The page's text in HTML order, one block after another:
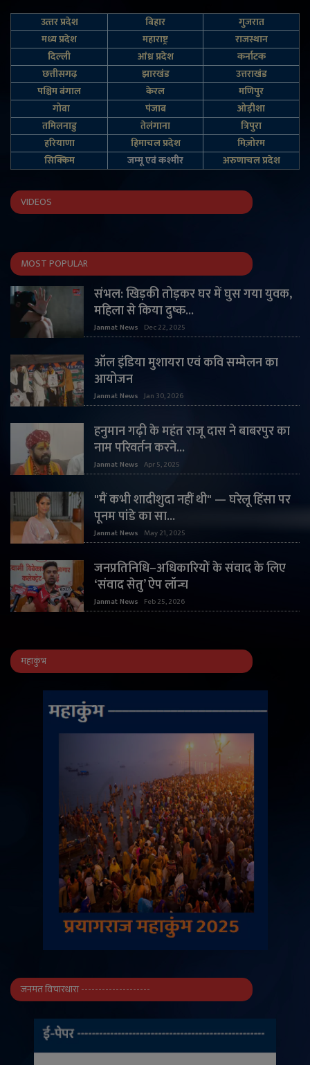
उत्‍तर प्रदेश बिहार
गुजरात
मध्य प्रदेश
महाराष्ट्र
राजस्थान
दिल्‍ली
आंध्र प्रदेश
कर्नाटक
छत्तीसगढ़
झारखंड
उत्तराखंड
पश्चिम बंगाल
केरल
मणिपुर
गोवा
पंजाब
ओड़ीशा
तमिलनाडु
तेलंगाना
त्रिपुरा
हरियाणा
हिमाचल प्रदेश
मिज़ोरम
सिक्किम
जम्‍मू एवं कश्‍मीर अरुणाचल प्रदेश
VIDEOS
MOST POPULAR
संभल: खिड़की तोड़कर घर में घुस गया युवक,
महिला से किया दुष्क...
Janmat News Dec 22, 2025
ऑल इंडिया मुशायरा एवं कवि सम्मेलन का
आयोजन
Janmat News Jan 30, 2026
हनुमान गढ़ी के महंत राजू दास ने बाबरपुर का
नाम परिवर्तन करने...
Janmat News Apr 5, 2025
"मैं कभी शादीशुदा नहीं थी" — घरेलू हिंसा पर
पूनम पांडे का सा...
Janmat News May 21, 2025
जनप्रतिनिधि–अधिकारियों के संवाद के लिए
‘संवाद सेतु’ ऐप लॉन्च
Janmat News Feb 25, 2026
महाकुंभ
जनमत विचारधारा --------------------